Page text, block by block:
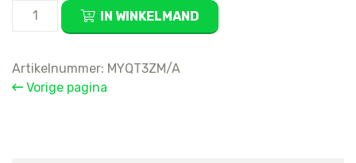
240W
USB-
Woven
Charge
IN WINKELMAND
Artikelnummer: MYQT3ZM/A
Vorige pagina